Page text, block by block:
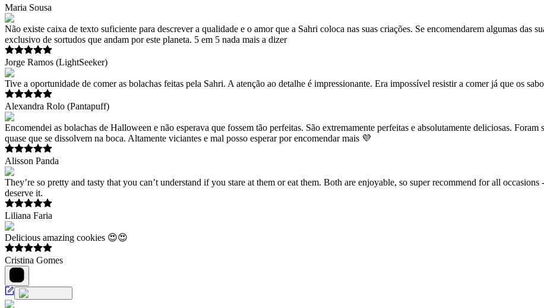
Maria Sousa
Não existe caixa de texto suficiente para descrever a qualidade e o amor que a Sahri coloca nas suas criações. Se encomendarem algumas das
exclusivo de sortudos que andam por este planeta. 5 em 5 nada mais a dizer
Jorge Ramos (LightSeeker)
Tive a oportunidade de comer as bolachas feitas pela Sahri. A atenção ao detalhe é impressionante. Era impossível resistir a comer já que os
Alexandra Rolo (Pantapuff)
Encomendei as bolachas de Halloween e não esperava que fossem tão perfeitas. São extremamente perfeitas e absolutamente deliciosas.
quase que se dissolvem na boca. Altamente viciantes e mal posso esperar por encomendar mais 💜
Alisson Panda
They’re so pretty and tasty that you can’t understand if you stare at them or eat them. Both are enjoyable, so super recommend for all
deserve it.
Liliana Faria
Delicious amazing cookies 😍😍
Cristina Gomes